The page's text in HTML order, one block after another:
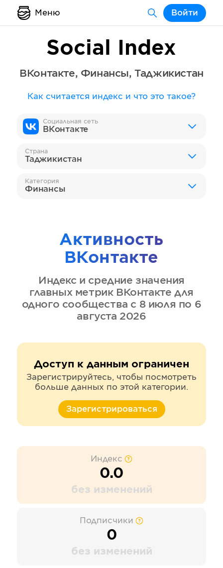
Меню Войти
Social Index
ВКонтакте, Финансы, Таджикистан
Как считается индекс и что это такое?
Социальная сеть
ВКонтакте
Страна
Таджикистан
Категория
Финансы
Активность
ВКонтакте
Индекс и средние значения
главных метрик ВКонтакте для
одного сообщества с 8 июля по 6
августа 2026
Доступ к данным ограничен
Зарегистрируйтесь, чтобы посмотреть
больше данных по этой категории.
Зарегистрироваться
Индекс
0.0
без изменений
Подписчики
0
без изменений